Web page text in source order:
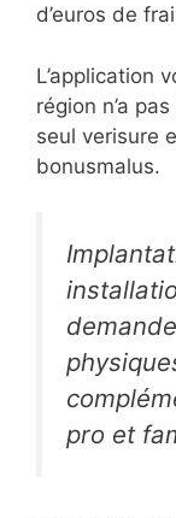
d’euros de
L’application
région n’a
seul verisure
bonusmalus.
pro et